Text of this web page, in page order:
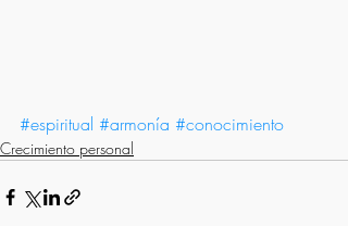
#espiritual #armonía #conocimiento
Crecimiento personal